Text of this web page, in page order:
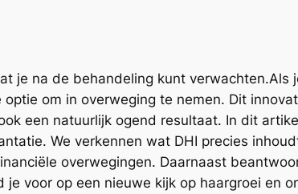
je na de behandeling kunt verwachten.Als
om in overweging te nemen. Dit
een natuurlijk ogend resultaat. In dit
We verkennen wat DHI precies
overwegingen. Daarnaast
voor op een nieuwe kijk op haargroei en